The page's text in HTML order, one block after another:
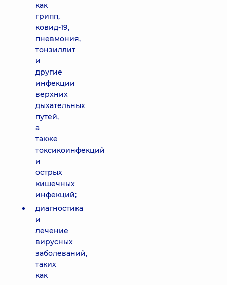
как
грипп,
ковид-19,
пневмония,
тонзиллит
и
другие
инфекции
верхних
дыхательных
путей,
а
также
токсикоинфекций
и
острых
кишечных
инфекций;
диагностика
и
лечение
вирусных
заболеваний,
таких
как